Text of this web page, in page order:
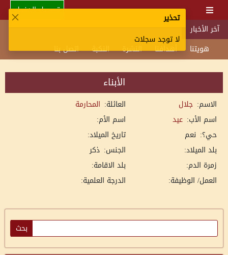
تسجيل الدخول
آخر الأخبار
هويتنا
أهدافنا النشرة النكبة اتصل بنا
الأبناء
الاسم: جلال العائلة: المحارمة
اسم الأب: عيد
اسم الأم:
حي؟: نعم
تاريخ الميلاد:
بلد الميلاد:
الجنس: ذكر
زمرة الدم:
بلد الاقامة:
العمل/ الوظيفة:
الدرجة العلمية:
تحذير
لا توجد سجلات